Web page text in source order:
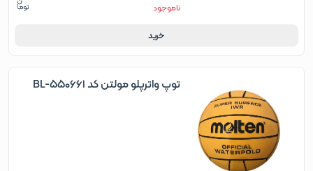
ناموجود
خرید
توپ واترپلو مولتن کد BL-550661